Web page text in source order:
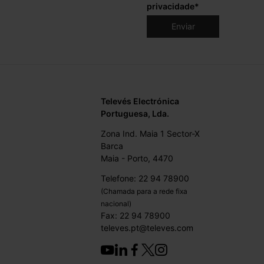
privacidade*
Televés Electrónica
Portuguesa, Lda.
Zona Ind. Maia 1 Sector-X
Barca
Maia - Porto, 4470
Telefone: 22 94 78900
(Chamada para a rede fixa
nacional)
Fax: 22 94 78900
televes.pt@televes.com